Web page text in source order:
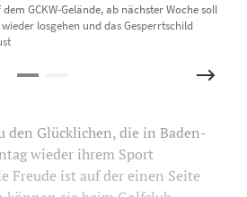
GCKW-Gelände, ab nächster Woche soll
losgehen und das Gesperrtschild
den Glücklichen, die in Baden-
wieder ihrem Sport
Freude ist auf der einen Seite